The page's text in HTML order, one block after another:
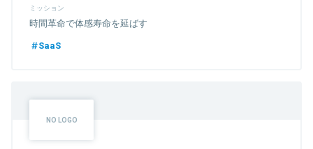
ミッション
時間革命で体感寿命を延ばす
SaaS